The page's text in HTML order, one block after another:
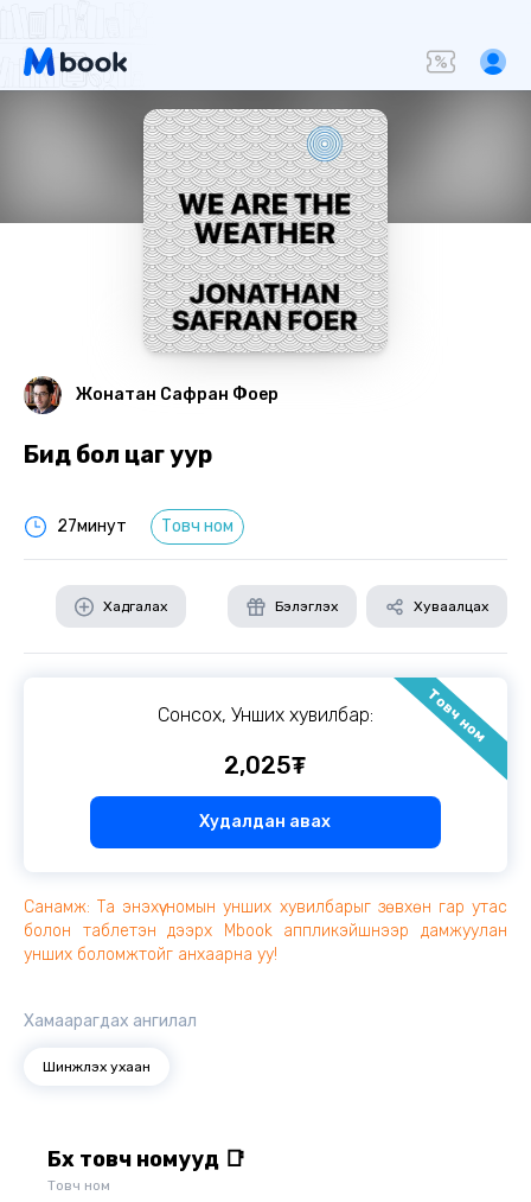
Жонатан Сафран Фоер
Бид бол цаг уур
27минут Товч ном
Хадгалах Бэлэглэх Хуваалцах
Товч ном
Сонсох, Унших хувилбар:
2,025₮
Худалдан авах
Санамж: Та энэхүү номын унших хувилбарыг зөвхөн гар утас
болон таблетэн дээрх Mbook аппликэйшнээр дамжуулан
унших боломжтойг анхаарна уу!
Хамаарагдах ангилал
Шинжлэх ухаан
Бүх товч номууд 📑
Товч ном